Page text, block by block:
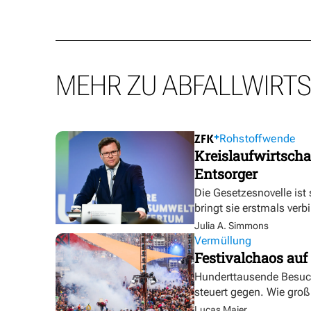
MEHR ZU
Rohstoffwende
Entsorger
Die Gesetzesnovelle
bringt sie erstmals
Julia A. Simmons
Vermüllung
Festivalchaos
Hunderttausende
steuert gegen. Wie